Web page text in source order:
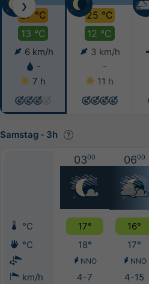
27 °C
13 °C
6 km/h
-
7 h
25 °C
12 °C
3 km/h
-
11 h
❯
Samstag - 3h
0300 0600
°C 17° 16°
°C
18° 17°
NNO NNO
km/h 4-7 4-15